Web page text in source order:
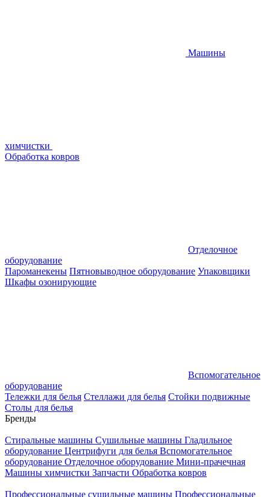
Машины
химчистки
Обработка ковров
Отделочное
оборудование
Пароманекены Пятновыводное оборудование Упаковщики
Шкафы озонирующие
Вспомогательное
оборудование
Тележки для белья Стеллажи для белья Стойки подвижные
Столы для белья
Бренды
Стиральные машины Сушильные машины Гладильное
оборудование Центрифуги для белья Вспомогательное
оборудование Отделочное оборудование Мини-прачечная
Машины химчистки Запчасти Обработка ковров
Профессиональные сушильные машины Профессиональные